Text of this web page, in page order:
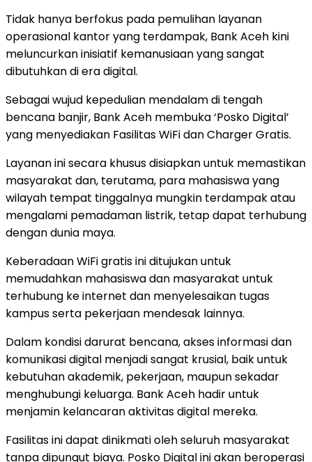
Tidak hanya berfokus pada pemulihan layanan
operasional kantor yang terdampak, Bank Aceh kini
meluncurkan inisiatif kemanusiaan yang sangat
dibutuhkan di era digital.
Sebagai wujud kepedulian mendalam di tengah
bencana banjir, Bank Aceh membuka ‘Posko Digital’
yang menyediakan Fasilitas WiFi dan Charger Gratis.
Layanan ini secara khusus disiapkan untuk memastikan
masyarakat dan, terutama, para mahasiswa yang
wilayah tempat tinggalnya mungkin terdampak atau
mengalami pemadaman listrik, tetap dapat terhubung
dengan dunia maya.
Keberadaan WiFi gratis ini ditujukan untuk
memudahkan mahasiswa dan masyarakat untuk
terhubung ke internet dan menyelesaikan tugas
kampus serta pekerjaan mendesak lainnya.
Dalam kondisi darurat bencana, akses informasi dan
komunikasi digital menjadi sangat krusial, baik untuk
kebutuhan akademik, pekerjaan, maupun sekadar
menghubungi keluarga. Bank Aceh hadir untuk
menjamin kelancaran aktivitas digital mereka.
Fasilitas ini dapat dinikmati oleh seluruh masyarakat
tanpa dipungut biaya. Posko Digital ini akan beroperasi